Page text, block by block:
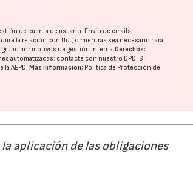
de cuenta de usuario. Envío de emails
la relación con Ud., o mientras sea necesario para
grupo por motivos de gestión interna.Derechos:
automatizadas: contacte con nuestro DPD. Si
laAEPD.Más información: Política de Protección de
aplicación de las obligaciones